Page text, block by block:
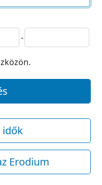
-
idők
Erodium